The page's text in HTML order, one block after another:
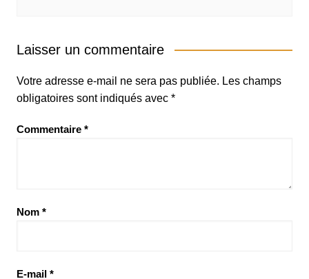
Laisser un commentaire
Votre adresse e-mail ne sera pas publiée. Les champs
obligatoires sont indiqués avec *
Commentaire *
Nom *
E-mail *